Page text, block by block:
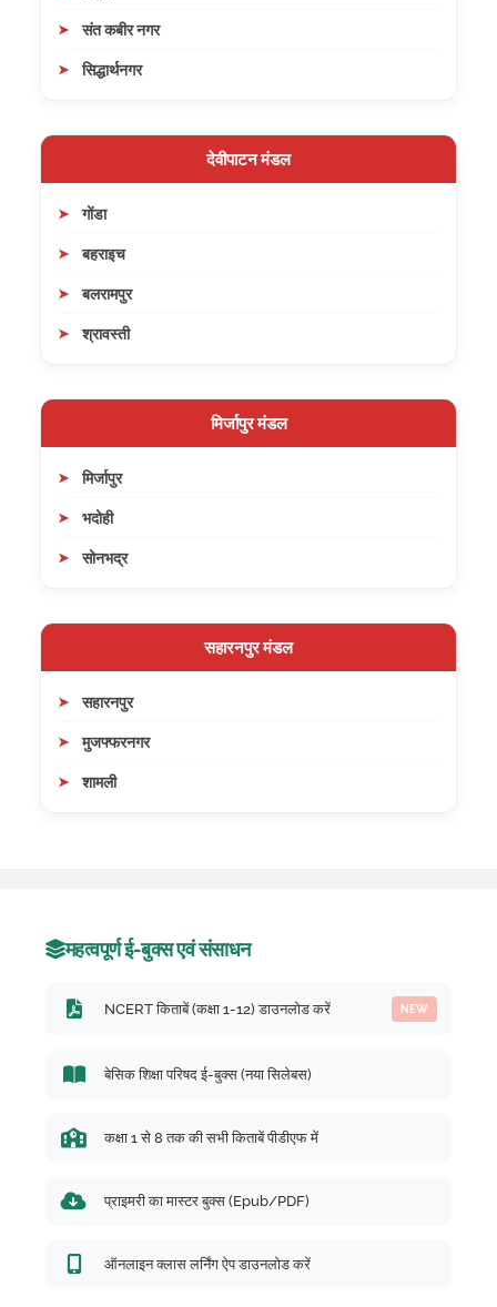
संत कबीर नगर
सिद्धार्थनगर
देवीपाटन मंडल
गोंडा
बहराइच
बलरामपुर
श्रावस्ती
मिर्जापुर मंडल
मिर्जापुर
भदोही
सोनभद्र
सहारनपुर मंडल
सहारनपुर
मुजफ्फरनगर
शामली
महत्वपूर्ण ई-बुक्स एवं संसाधन
NCERT किताबें (कक्षा 1-12) डाउनलोड करें NEW
बेसिक शिक्षा परिषद ई-बुक्स (नया सिलेबस)
कक्षा 1 से 8 तक की सभी किताबें पीडीएफ में
प्राइमरी का मास्टर बुक्स (Epub/PDF)
ऑनलाइन क्लास लर्निंग ऐप डाउनलोड करें